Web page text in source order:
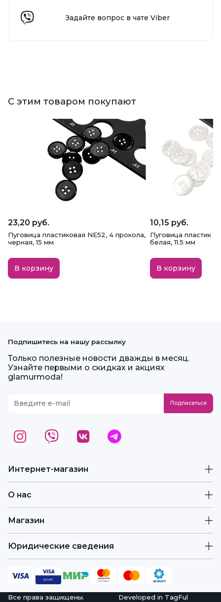
Задайте вопрос в чате Viber
С этим товаром покупают
23,20 руб.
Пуговица пластиковая NE52, 4 прокола,
черная, 15 мм
В корзину
10,15 руб.
Пуговица пластик
белая, 11.5 мм
В корзину
Интернет-магазин
О нас
Магазин
Юридические сведения
Подпишитесь на нашу рассылку
Только полезные новости дважды в месяц.
Узнайте первыми о скидках и акциях
glamurmoda!
Все права защищены. Developed in TagFul